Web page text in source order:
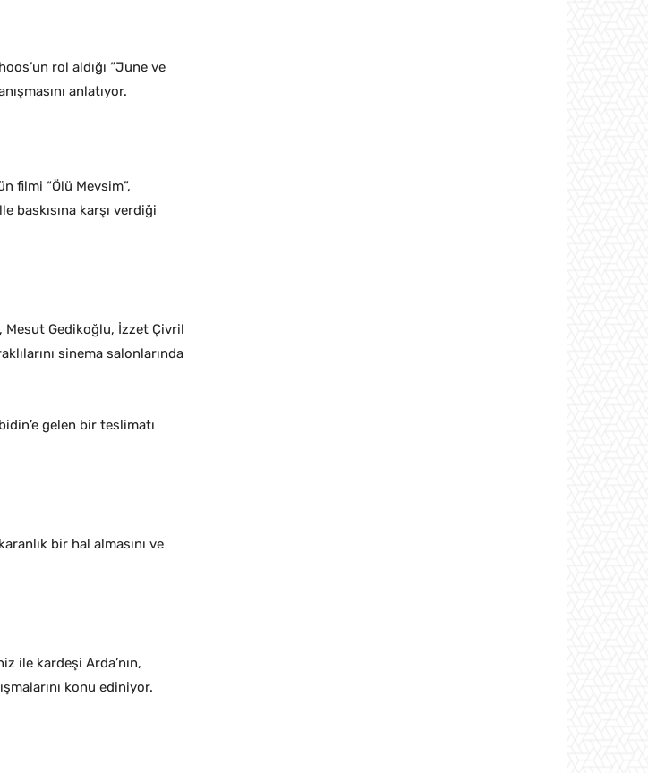
rol aldığı “June ve
anlatıyor.
filmi “Ölü Mevsim”,
baskısına karşı verdiği
Mesut Gedikoğlu, İzzet Çivril
sinema salonlarında
gelen bir teslimatı
bir hal almasını ve
ile kardeşi Arda’nın,
konu ediniyor.